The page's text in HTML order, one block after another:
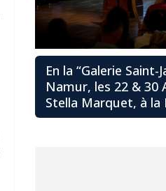
En la “Galerie Saint-
Namur, les 22 & 30
Stella Marquet, à la